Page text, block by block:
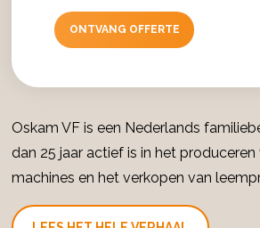
ONTVANG OFFERTE
Oskam VF is een Nederlands
dan 25 jaar actief is in het
machines en het verkopen van